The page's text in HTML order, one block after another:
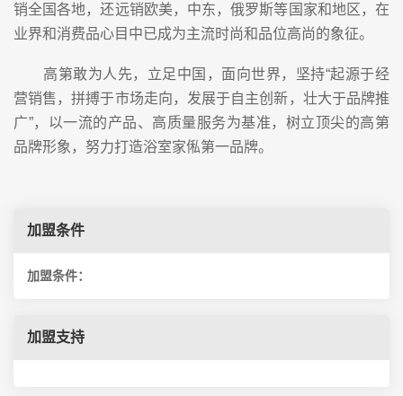
销全国各地，还远销欧美，中东，俄罗斯等国家和地区，在
业界和消费品心目中已成为主流时尚和品位高尚的象征。
高第敢为人先，立足中国，面向世界，坚持“起源于经
营销售，拼搏于市场走向，发展于自主创新，壮大于品牌推
广”，以一流的产品、高质量服务为基准，树立顶尖的高第
品牌形象，努力打造浴室家俬第一品牌。
加盟条件
加盟条件：
加盟支持